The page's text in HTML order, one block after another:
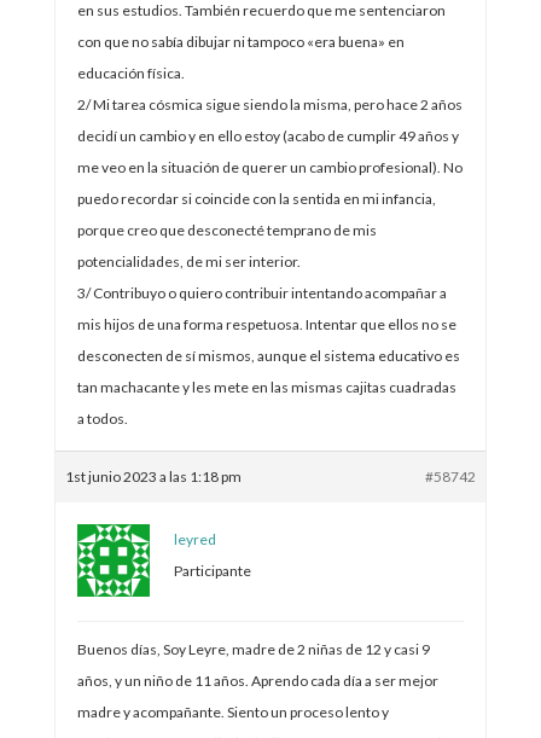
en sus estudios. También recuerdo que me sentenciaron
con que no sabía dibujar ni tampoco «era buena» en
educación física.
2/ Mi tarea cósmica sigue siendo la misma, pero hace 2 años
decidí un cambio y en ello estoy (acabo de cumplir 49 años y
me veo en la situación de querer un cambio profesional). No
puedo recordar si coincide con la sentida en mi infancia,
porque creo que desconecté temprano de mis
potencialidades, de mi ser interior.
3/ Contribuyo o quiero contribuir intentando acompañar a
mis hijos de una forma respetuosa. Intentar que ellos no se
desconecten de sí mismos, aunque el sistema educativo es
tan machacante y les mete en las mismas cajitas cuadradas
a todos.
1st junio 2023 a las 1:18 pm #58742
leyred
Participante
Buenos días, Soy Leyre, madre de 2 niñas de 12 y casi 9
años, y un niño de 11 años. Aprendo cada día a ser mejor
madre y acompañante. Siento un proceso lento y